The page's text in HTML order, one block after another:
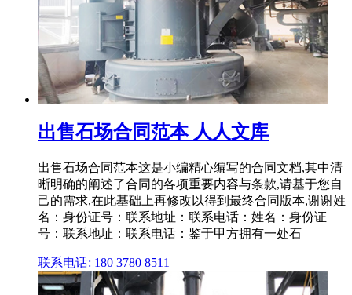
出售石场合同范本 人人文库
出售石场合同范本这是小编精心编写的合同文档,其中清
晰明确的阐述了合同的各项重要内容与条款,请基于您自
己的需求,在此基础上再修改以得到最终合同版本,谢谢姓
名：身份证号：联系地址：联系电话：姓名：身份证
号：联系地址：联系电话：鉴于甲方拥有一处石
联系电话: 180 3780 8511